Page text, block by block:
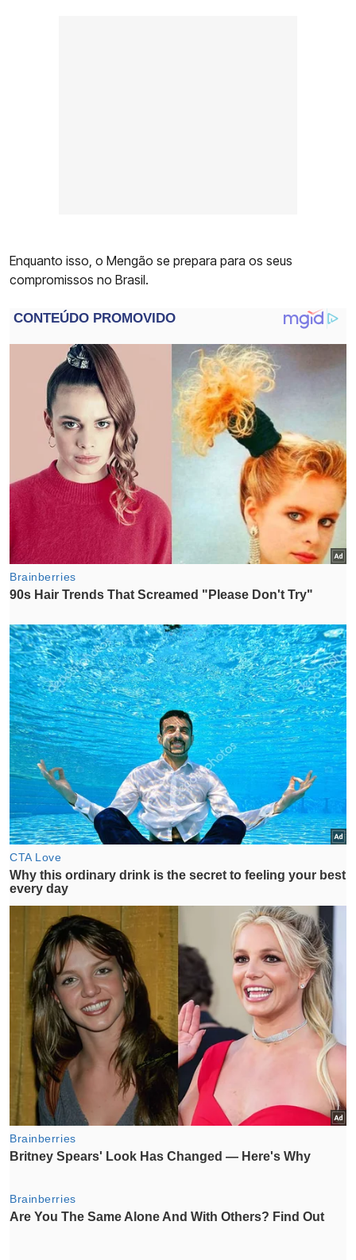
Enquanto isso, o Mengão se prepara para os seus
compromissos no Brasil.